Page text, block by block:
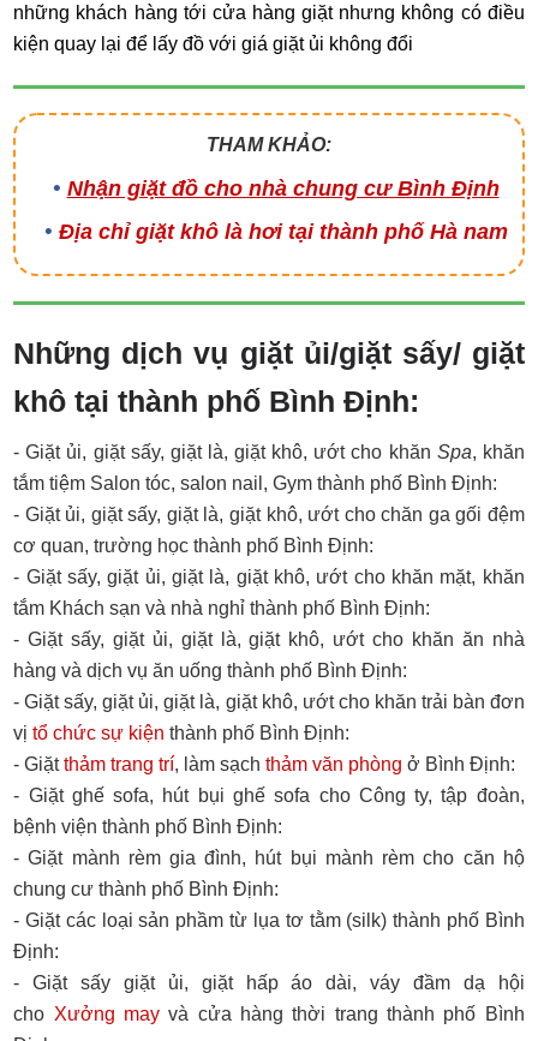
những khách hàng tới cửa hàng giặt nhưng không có điều
kiện quay lại để lấy đồ với giá giặt ủi không đổi
THAM KHẢO:
Nhận giặt đồ cho nhà chung cư Bình Định
Địa chỉ giặt khô là hơi tại thành phố Hà nam
Những dịch vụ giặt ủi/giặt sấy/ giặt
khô tại thành phố Bình Định:
- Giặt ủi, giặt sấy, giặt là, giặt khô, ướt cho khăn Spa, khăn
tắm tiệm Salon tóc, salon nail, Gym thành phố Bình Định:
- Giặt ủi, giặt sấy, giặt là, giặt khô, ướt cho chăn ga gối đệm
cơ quan, trường học thành phố Bình Định:
- Giặt sấy, giặt ủi, giặt là, giặt khô, ướt cho khăn mặt, khăn
tắm Khách sạn và nhà nghỉ thành phố Bình Định:
- Giặt sấy, giặt ủi, giặt là, giặt khô, ướt cho khăn ăn nhà
hàng và dịch vụ ăn uống thành phố Bình Định:
- Giặt sấy, giặt ủi, giặt là, giặt khô, ướt cho khăn trải bàn đơn
vịtổ chức sự kiện thành phố Bình Định:
- Giặtthảm trang trí, làm sạchthảm văn phòng ở Bình Định:
- Giặt ghế sofa, hút bụi ghế sofa cho Công ty, tập đoàn,
bệnh viện thành phố Bình Định:
- Giặt mành rèm gia đình, hút bụi mành rèm cho căn hộ
chung cư thành phố Bình Định:
- Giặt các loại sản phầm từ lụa tơ tằm (silk) thành phố Bình
Định:
- Giặt sấy giặt ủi, giặt hấp áo dài, váy đầm dạ hội
cho Xưởng mayvà cửa hàng thời trang thành phố Bình